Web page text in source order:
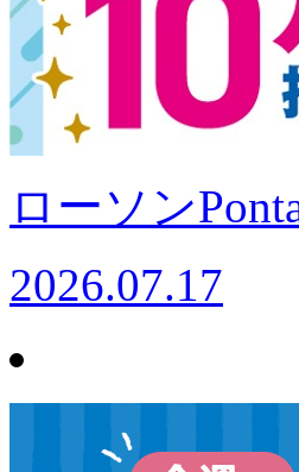
ローソン
2026.07.17